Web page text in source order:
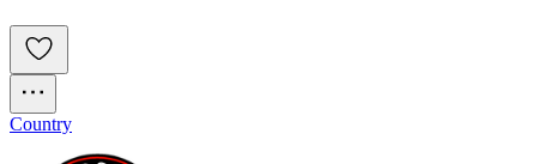
Country